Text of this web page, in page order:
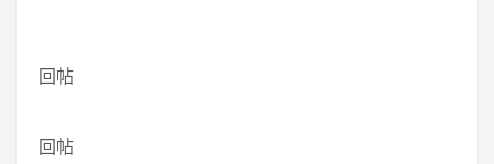
回帖
回帖